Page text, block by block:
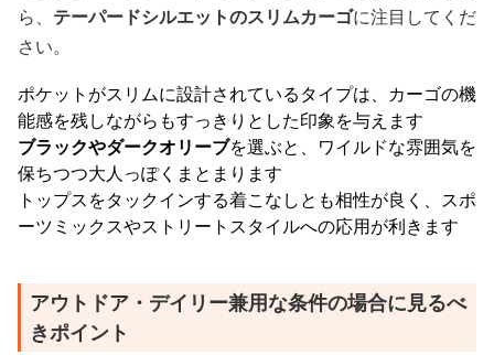
ら、 テーパードシルエットのスリムカーゴに注目してくだ
さい。
ポケットがスリムに設計されているタイプは、カーゴの機
能感を残しながらもすっきりとした印象を与えます
ブラックやダークオリーブを選ぶと、ワイルドな雰囲気を
保ちつつ大人っぽくまとまります
トップスをタックインする着こなしとも相性が良く、スポ
ーツミックスやストリートスタイルへの応用が利きます
アウトドア・デイリー兼用な条件の場合に見るべ
きポイント